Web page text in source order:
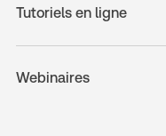
Tutoriels en ligne
Webinaires